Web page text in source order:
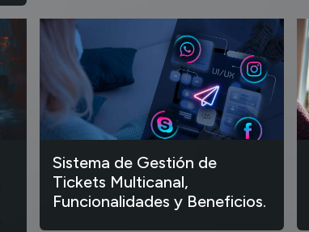
Sistema de Gestión de
Tickets Multicanal,
Funcionalidades y Beneficios.